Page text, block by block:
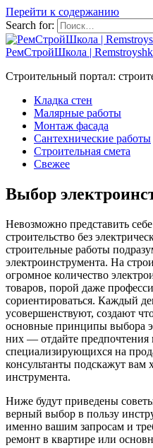
Перейти к содержанию
Search for:
РемСтройШкола |
Строительный портал:
Кладка стен
Малярные работы
Монтаж фасада
Сантехнические работы
Строительная смета
Свежее
Выбор
Невозможно представить
строительство без
строительные работы
электроинструмента. На
огромное количество
товаров, порой даже
сориентироваться. Каждый
усовершенствуют, создают
основные принципы выбора
них — отдайте предпочтения
специализирующихся на
консультанты подскажут вам
инструмента.
Ниже будут приведены
верный выбор в пользу
именно вашим запросам и
ремонт в квартире или